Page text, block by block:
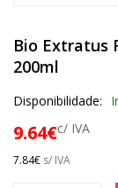
Bio Extratus
200ml
Disponibilidade:
9.64€c/ IVA
7.84€ s/ IVA